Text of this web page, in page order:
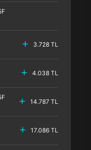
3.728 TL
4.038 TL
14.787 TL
17.086 TL